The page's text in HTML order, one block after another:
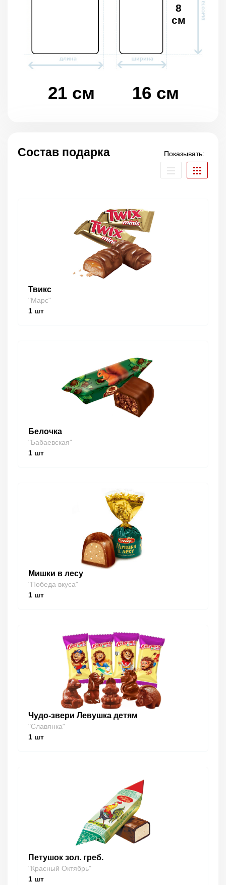
21 см 16 см
8
см
Состав подарка Показывать:
Твикс
"Марс"
1 шт
Белочка
"Бабаевская"
1 шт
Мишки в лесу
"Победа вкуса"
1 шт
Чудо-звери Левушка детям
"Славянка"
1 шт
Петушок зол. греб.
"Красный Октябрь"
1 шт